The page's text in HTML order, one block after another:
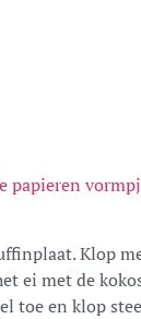
papieren
Klop
ei met de
toe en klop